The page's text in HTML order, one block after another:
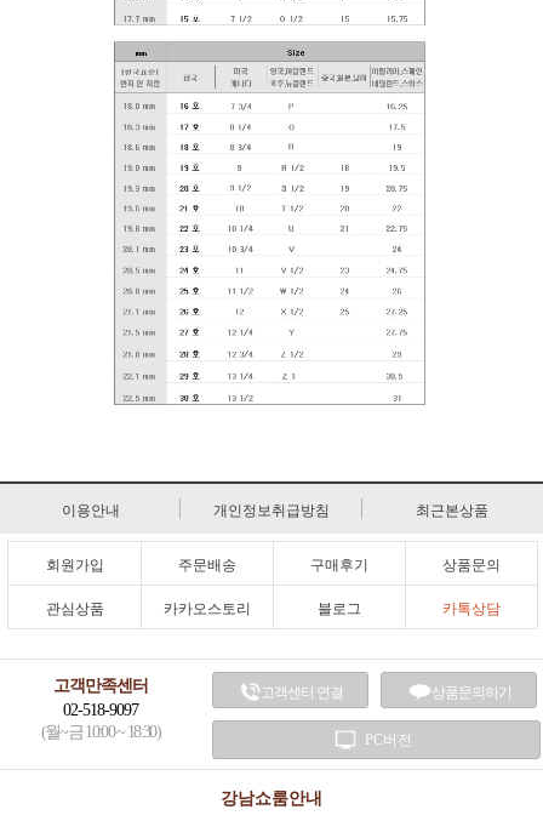
이용안내 개인정보취급방침 최근본상품
회원가입 주문배송 구매후기 상품문의
관심상품 카카오스토리 블로그 카톡상담
고객만족센터
02-518-9097
(월~금 10:00 ~ 18:30)
고객센터 연결 상품문의하기
PC버전
강남쇼룸안내